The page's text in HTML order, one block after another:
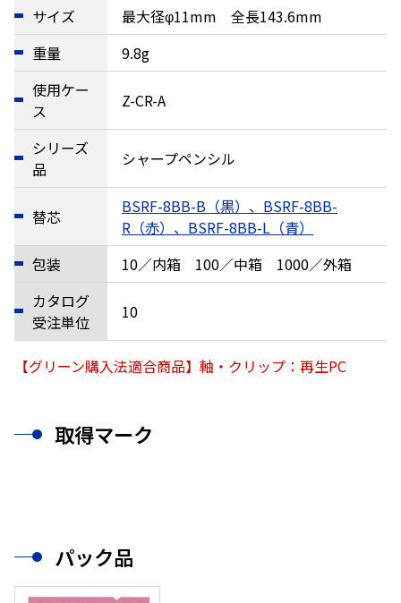
サイズ
最大径φ11mm 全長143.6mm
重量
9.8g
使用ケー
ス
Z-CR-A
シリーズ
品
シャープペンシル
替芯
BSRF-8BB-B（黒）、BSRF-8BB-
R（赤）、BSRF-8BB-L（青）
包装
10／内箱 100／中箱 1000／外箱
カタログ
受注単位
10
【グリーン購入法適合商品】軸・クリップ：再生PC
取得マーク
パック品